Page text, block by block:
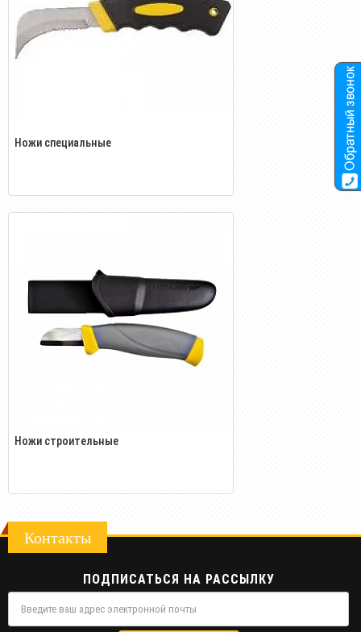
Ножи специальные
Ножи строительные
Контакты
ПОДПИСАТЬСЯ НА РАССЫЛКУ